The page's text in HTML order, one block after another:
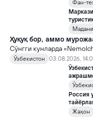
Фан-
Ҳуқуқ бор, аммо
Сўнгги кунларда
фаоли Ирина Матвиенко
кенг муҳокама
Ўзбекистон
03.08.2026,
Россия
Жаҳон